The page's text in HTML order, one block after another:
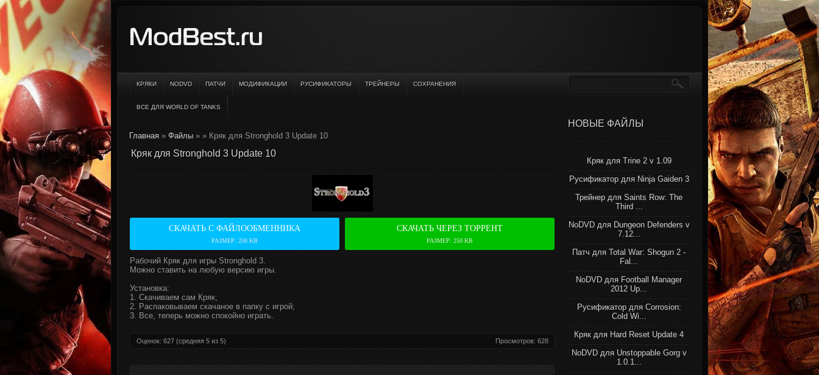
КРЯКИ NODVD ПАТЧИ МОДИФИКАЦИИ РУСИФИКАТОРЫ ТРЕЙНЕРЫ СОХРАНЕНИЯ
ВСЕ ДЛЯ WORLD OF TANKS
НОВЫЕ ФАЙЛЫ
Кряк для Trine 2 v 1.09
Русификатор для Ninja Gaiden 3
Трейнер для Saints Row: The
Third ...
NoDVD для Dungeon Defenders v
7.12...
Патч для Total War: Shogun 2 -
Fal...
NoDVD для Football Manager
2012 Up...
Русификатор для Corrosion:
Cold Wi...
Кряк для Hard Reset Update 4
NoDVD для Unstoppable Gorg v
1.0.1...
Главная » Файлы » » Кряк для Stronghold 3 Update 10
Кряк для Stronghold 3 Update 10
СКАЧАТЬ С ФАЙЛООБМЕННИКА
РАЗМЕР: 250 KB
СКАЧАТЬ ЧЕРЕЗ ТОРРЕНТ
РАЗМЕР: 250 KB
Рабочий Кряк для игры Stronghold 3.
Можно ставить на любую версию игры.
Установка:
1. Скачиваем сам Кряк;
2. Распаковываем скачаное в папку с игрой;
3. Все, теперь можно спокойно играть.
Просмотров: 628
Оценок: 627 (средняя 5 из 5)